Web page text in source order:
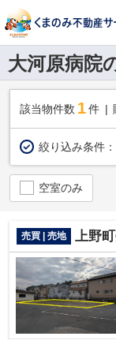
大河原病院
該当物件数 1件
絞り込み条件：
空室のみ
売買 | 売地 上野